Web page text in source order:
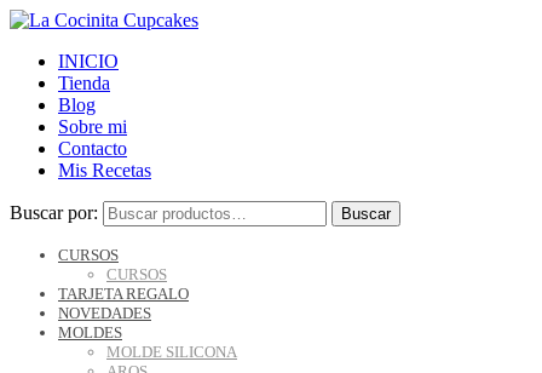
INICIO
Tienda
Blog
Sobre mi
Contacto
Mis Recetas
Buscar por: Buscar
CURSOS
CURSOS
TARJETA REGALO
NOVEDADES
MOLDES
MOLDE SILICONA